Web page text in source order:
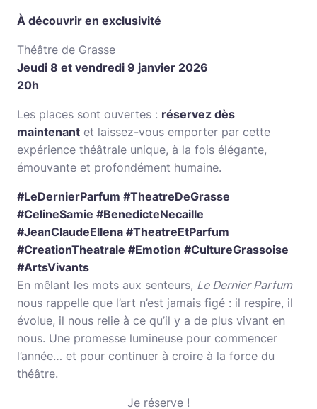
À découvrir en exclusivité
Théâtre de Grasse
Jeudi 8 et vendredi 9 janvier 2026
20h
Les places sont ouvertes : réservez dès
maintenant et laissez-vous emporter par cette
expérience théâtrale unique, à la fois élégante,
émouvante et profondément humaine.
#LeDernierParfum #TheatreDeGrasse
#CelineSamie #BenedicteNecaille
#JeanClaudeEllena #TheatreEtParfum
#CreationTheatrale #Emotion #CultureGrassoise
#ArtsVivants
En mêlant les mots aux senteurs, Le Dernier Parfum
nous rappelle que l’art n’est jamais figé : il respire, il
évolue, il nous relie à ce qu’il y a de plus vivant en
nous. Une promesse lumineuse pour commencer
l’année… et pour continuer à croire à la force du
théâtre.
Je réserve !